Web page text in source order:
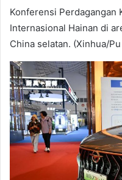
Konferensi Perdagangan
Internasional Hainan di
China selatan. (Xinhua/